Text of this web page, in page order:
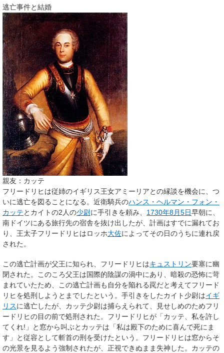
逃亡事件と結婚
親友：カッテ
フリードリヒは従姉のイギリス王女アミーリアとの縁談を機会に、つ
いに逃亡を図ることになる。近衛騎兵のハンス・ヘルマン・フォン・
カッテとカイトの2人の少尉に手引きを頼み、 1730年8月5日早朝に、
南ドイツにある旅行先の宿舎を抜け出したが、計画はすでに漏れてお
り、王太子フリードリヒはロッホ大佐によってその日のうちに連れ戻
された。
この逃亡計画が父王に知られ、フリードリヒはキュストリン要塞に幽
閉された。このころ父王は国際的陰謀の渦中にあり、暗殺の恐怖に苛
まれていたため、この逃亡計画も自分を陥れる罠だと考えてフリード
リヒを処刑しようとまでしたという。手引きをしたカイト少尉はイギ
リスに逃亡したが、カッテ少尉は捕らえられて、見せしめのためフリ
ードリヒの目の前で処刑された。フリードリヒが「カッテ、私を許し
てくれ!」と窓から叫ぶとカッテは「私は殿下のために喜んで死にま
す」と従容として斬首の刑を受けたという。フリードリヒは窓からそ
の光景を見るよう強制されたが、正視できぬまま失神した。カッテの